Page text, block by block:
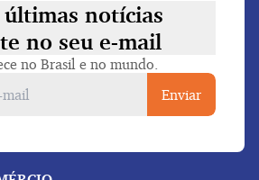
últimas notícias
no seu e-mail
no Brasil e no mundo.
Enviar